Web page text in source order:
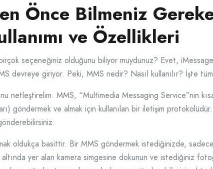
Önce Bilmeniz
ve Özellikleri
seçeneğiniz olduğunu biliyor muydunuz? Evet,
devreye giriyor. Peki, MMS nedir? Nasıl kullanılır? İşte
netleştirelim. MMS, “Multimedia Messaging Service”nin
göndermek ve almak için kullanılan bir iletişim
oldukça basittir. Bir MMS göndermek istediğinizde, sadece
altında yer alan kamera simgesine dokunun ve istediğiniz